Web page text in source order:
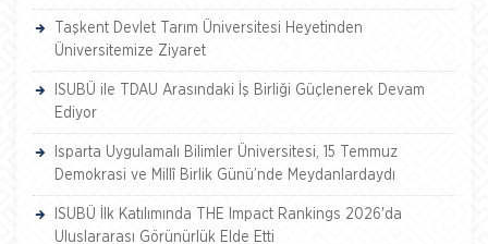
Taşkent Devlet Tarım Üniversitesi Heyetinden
Üniversitemize Ziyaret
ISUBÜ ile TDAU Arasındaki İş Birliği Güçlenerek Devam
Ediyor
Isparta Uygulamalı Bilimler Üniversitesi, 15 Temmuz
Demokrasi ve Millî Birlik Günü’nde Meydanlardaydı
ISUBÜ İlk Katılımında THE Impact Rankings 2026'da
Uluslararası Görünürlük Elde Etti